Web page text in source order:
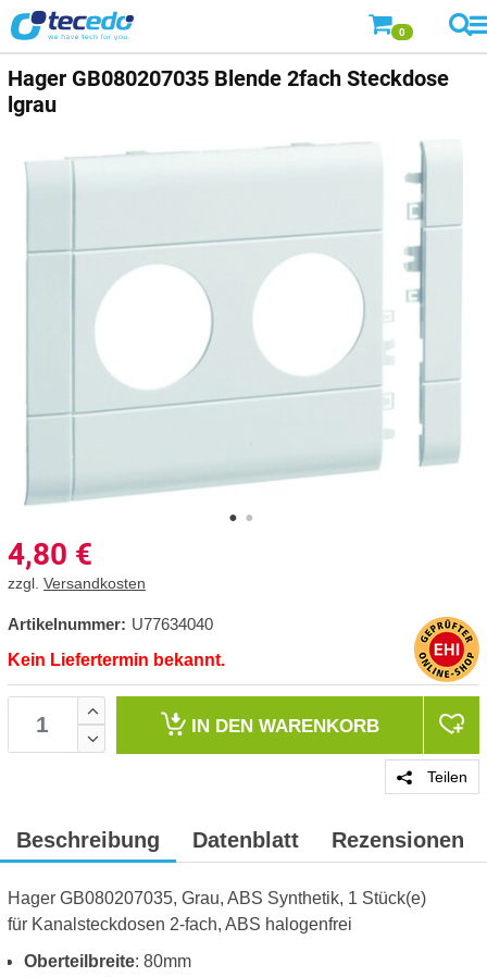
0
Hager GB080207035 Blende 2fach Steckdose
lgrau
4,80 €
zzgl. Versandkosten
Artikelnummer: U77634040
Kein Liefertermin bekannt.
IN DEN WARENKORB
Teilen
Beschreibung Datenblatt Rezensionen
Hager GB080207035, Grau, ABS Synthetik, 1 Stück(e)
für Kanalsteckdosen 2-fach, ABS halogenfrei
Oberteilbreite: 80mm